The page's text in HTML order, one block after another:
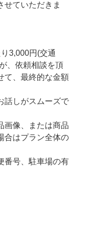
せていただきま
3,000円(交通
、依頼相談を頂
て、最終的な金額
話しがスムーズで
画像、または商品
合はプラン全体の
番号、駐車場の有